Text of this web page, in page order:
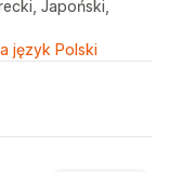
Japoński,
język Polski